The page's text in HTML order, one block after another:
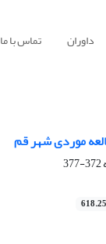
داوران تماس با ما
موردی شهر قم
372-377